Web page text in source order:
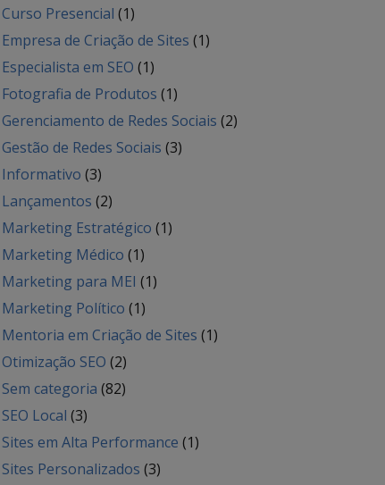
Curso Presencial (1)
Empresa de Criação de Sites (1)
Especialista em SEO (1)
Fotografia de Produtos (1)
Gerenciamento de Redes Sociais (2)
Gestão de Redes Sociais (3)
Informativo (3)
Lançamentos (2)
Marketing Estratégico (1)
Marketing Médico (1)
Marketing para MEI (1)
Marketing Político (1)
Mentoria em Criação de Sites (1)
Otimização SEO (2)
Sem categoria (82)
SEO Local (3)
Sites em Alta Performance (1)
Sites Personalizados (3)